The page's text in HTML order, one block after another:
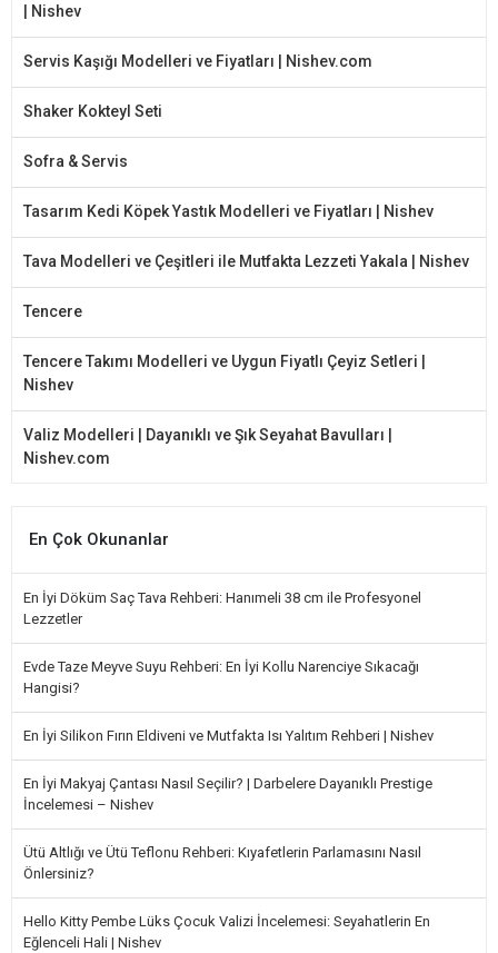
| Nishev
Servis Kaşığı Modelleri ve Fiyatları | Nishev.com
Shaker Kokteyl Seti
Sofra & Servis
Tasarım Kedi Köpek Yastık Modelleri ve Fiyatları | Nishev
Tava Modelleri ve Çeşitleri ile Mutfakta Lezzeti Yakala | Nishev
Tencere
Tencere Takımı Modelleri ve Uygun Fiyatlı Çeyiz Setleri |
Nishev
Valiz Modelleri | Dayanıklı ve Şık Seyahat Bavulları |
Nishev.com
En Çok Okunanlar
En İyi Döküm Saç Tava Rehberi: Hanımeli 38 cm ile Profesyonel
Lezzetler
Evde Taze Meyve Suyu Rehberi: En İyi Kollu Narenciye Sıkacağı
Hangisi?
En İyi Silikon Fırın Eldiveni ve Mutfakta Isı Yalıtım Rehberi | Nishev
En İyi Makyaj Çantası Nasıl Seçilir? | Darbelere Dayanıklı Prestige
İncelemesi – Nishev
Ütü Altlığı ve Ütü Teflonu Rehberi: Kıyafetlerin Parlamasını Nasıl
Önlersiniz?
Hello Kitty Pembe Lüks Çocuk Valizi İncelemesi: Seyahatlerin En
Eğlenceli Hali | Nishev